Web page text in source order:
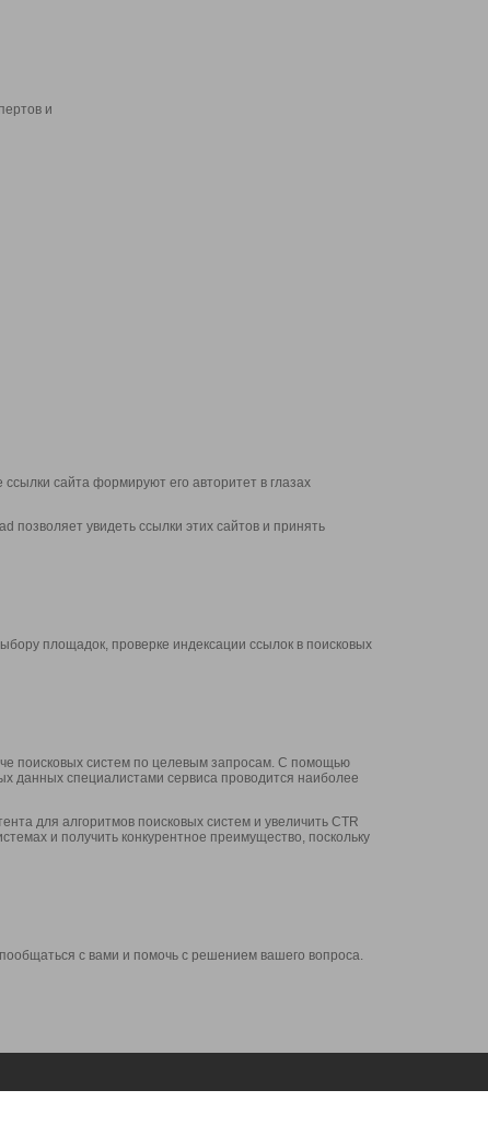
и
сайта формируют его авторитет в глазах
увидеть ссылки этих сайтов и принять
площадок, проверке индексации ссылок в поисковых
поисковых систем по целевым запросам. С помощью
данных специалистами сервиса проводится наиболее
для алгоритмов поисковых систем и увеличить CTR
и получить конкурентное преимущество, поскольку
с вами и помочь с решением вашего вопроса.